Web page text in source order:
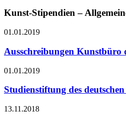
Kunst-Stipendien –
01.01.2019
Ausschreibungen
01.01.2019
Studienstiftung des
13.11.2018